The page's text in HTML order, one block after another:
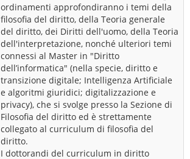
ordinamenti approfondiranno i temi della
filosofia del diritto, della Teoria generale
del diritto, dei Diritti dell'uomo, della Teoria
dell'interpretazione, nonché ulteriori temi
connessi al Master in "Diritto
dell’informatica" (nella specie, diritto e
transizione digitale; Intelligenza Artificiale
e algoritmi giuridici; digitalizzazione e
privacy), che si svolge presso la Sezione di
Filosofia del diritto ed è strettamente
collegato al curriculum di filosofia del
diritto.
I dottorandi del curriculum in diritto